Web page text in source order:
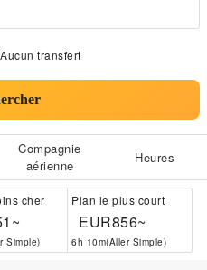
transfert
Compagnie
aérienne
Heures
cher
Simple)
Plan le plus court
EUR856~
6h 10m(Aller Simple)